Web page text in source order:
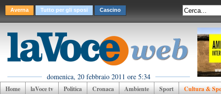
Averna Tutto per gli sposi Cascino
domenica, 20 febbraio 2011 ore 5:34
Home laVoce tv Politica Cronaca Ambiente Sport Cultura &